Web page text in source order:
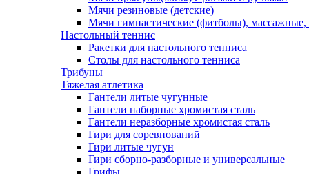
Мячи резиновые (детские)
Мячи гимнастические (фитболы),
Настольный теннис
Ракетки для настольного тенниса
Столы для настольного тенниса
Трибуны
Тяжелая атлетика
Гантели литые чугунные
Гантели наборные хромистая сталь
Гантели неразборные хромистая сталь
Гири для соревнований
Гири литые чугун
Гири сборно-разборные и универсальные
Грифы